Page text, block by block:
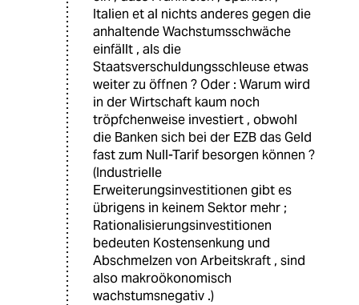
Italien et al nichts anderes gegen die
anhaltende Wachstumsschwäche
einfällt , als die
Staatsverschuldungsschleuse etwas
weiter zu öffnen ? Oder : Warum wird
in der Wirtschaft kaum noch
tröpfchenweise investiert , obwohl
die Banken sich bei der EZB das Geld
fast zum Null-Tarif besorgen können ?
(Industrielle
Erweiterungsinvestitionen gibt es
übrigens in keinem Sektor mehr ;
Rationalisierungsinvestitionen
bedeuten Kostensenkung und
Abschmelzen von Arbeitskraft , sind
also makroökonomisch
wachstumsnegativ .)